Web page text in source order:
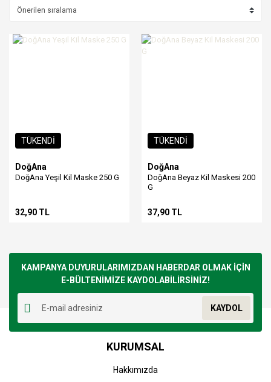
TÜKENDİ
DoğAna
DoğAna Yeşil Kil Maske 250 G
32,90 TL
TÜKENDİ
DoğAna
DoğAna Beyaz Kil Maskesi 200
G
37,90 TL
KAMPANYA DUYURULARIMIZDAN HABERDAR OLMAK İÇİN
E-BÜLTENİMİZE KAYDOLABİLİRSİNİZ!
KAYDOL
KURUMSAL
Hakkımızda